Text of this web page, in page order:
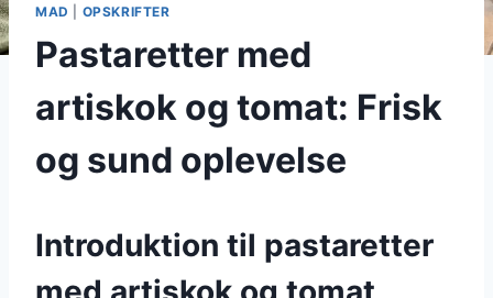
MAD OPSKRIFTER
Pastaretter med
artiskok og tomat: Frisk
og sund oplevelse
Introduktion til pastaretter